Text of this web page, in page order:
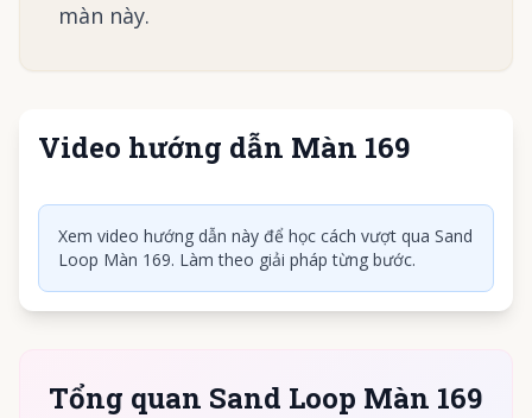
màn này.
Video hướng dẫn Màn 169
Nhấn để phát video
Xem video hướng dẫn này để học cách vượt qua Sand
Loop Màn 169. Làm theo giải pháp từng bước.
Tổng quan Sand Loop Màn 169